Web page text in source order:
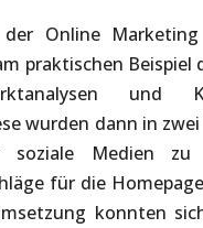
Online
praktischen Beispiel
und
wurden dann in
Medien zu
für die
konnten